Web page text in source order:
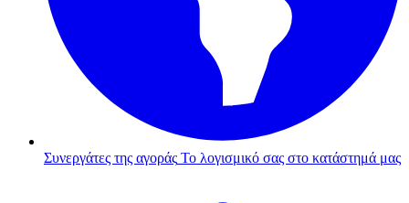
Συνεργάτες της αγοράς Το λογισμικό σας στο κατάστημά μας